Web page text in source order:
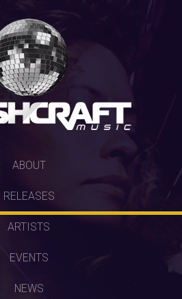
ABOUT
RELEASES
ARTISTS
EVENTS
NEWS